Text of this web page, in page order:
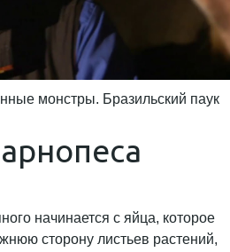
монстры. Бразильский паук
начинается с яйца, которое
сторону листьев растений,